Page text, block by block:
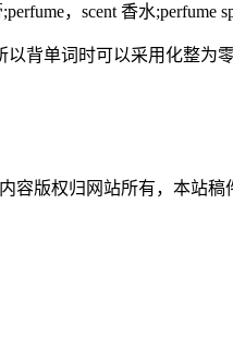
，scent 香水;perfume
背单词时可以采用化整为
容版权归网站所有，本站